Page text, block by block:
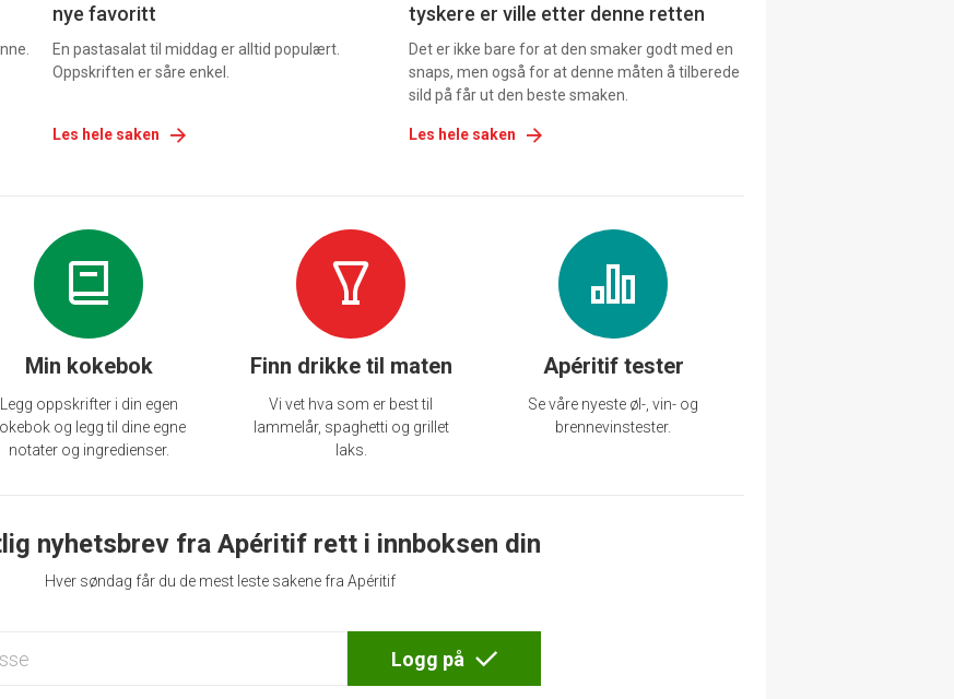
nye favoritt
En pastasalat til middag er alltid populært.
Oppskriften er såre enkel.
Les hele saken
tyskere er ville etter denne retten
Det er ikke bare for at den smaker godt med en
snaps, men også for at denne måten å tilberede
sild på får ut den beste smaken.
Les hele saken
Min kokebok
Legg oppskrifter i din egen
og legg til dine egne
notater og ingredienser.
Finn drikke til maten
Vi vet hva som er best til
lammelår, spaghetti og grillet
laks.
Apéritif tester
Se våre nyeste øl-, vin- og
brennevinstester.
nyhetsbrev fra Apéritif rett i innboksen din
Hver søndag får du de mest leste sakene fra Apéritif
Logg på